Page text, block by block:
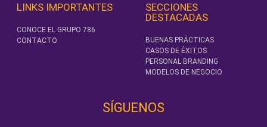
LINKS IMPORTANTES
CONOCE EL GRUPO 786
CONTACTO
SECCIONES
DESTACADAS
BUENAS PRÁCTICAS
CASOS DE ÉXITOS
PERSONAL BRANDING
MODELOS DE NEGOCIO
SÍGUENOS‎